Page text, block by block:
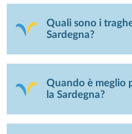
Quali sono i
Sardegna?
Quando è meglio
la Sardegna?